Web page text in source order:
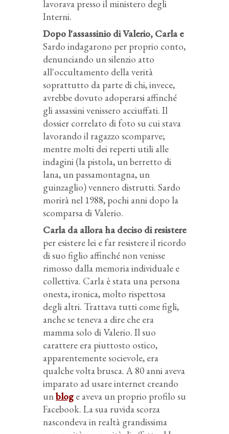
lavorava presso il ministero degli
Interni.
Dopo l'assassinio di Valerio, Carla e
Sardo indagarono per proprio conto,
denunciando un silenzio atto
all'occultamento della verità
soprattutto da parte di chi, invece,
avrebbe dovuto adoperarsi affinché
gli assassini venissero acciuffati. Il
dossier correlato di foto su cui stava
lavorando il ragazzo scomparve;
mentre molti dei reperti utili alle
indagini (la pistola, un berretto di
lana, un passamontagna, un
guinzaglio) vennero distrutti. Sardo
morirà nel 1988, pochi anni dopo la
scomparsa di Valerio.
Carla da allora ha deciso di resistere
per esistere lei e far resistere il ricordo
di suo figlio affinché non venisse
rimosso dalla memoria individuale e
collettiva. Carla è stata una persona
onesta, ironica, molto rispettosa
degli altri. Trattava tutti come figli,
anche se teneva a dire che era
mamma solo di Valerio. Il suo
carattere era piuttosto ostico,
apparentemente socievole, era
qualche volta brusca. A 80 anni aveva
imparato ad usare internet creando
unbloge aveva un proprio profilo su
Facebook. La sua ruvida scorza
nascondeva in realtà grandissima